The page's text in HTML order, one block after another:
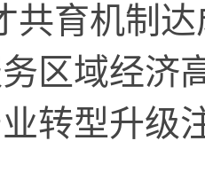
共育机制
区域经济
转型升级